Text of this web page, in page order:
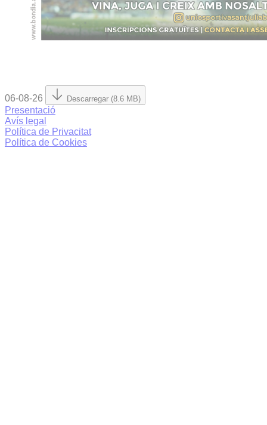
06-08-26 Descarregar (8.6 MB)
Presentació
Avís legal
Política de Privacitat
Política de Cookies